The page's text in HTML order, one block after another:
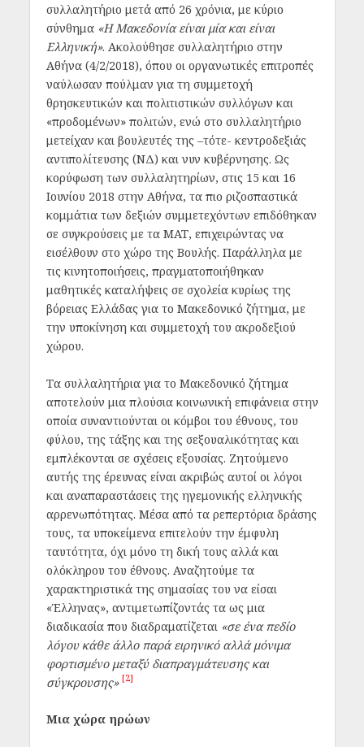
συλλαλητήριο μετά από 26 χρόνια, με κύριο
σύνθημα «Η Μακεδονία είναι μία και είναι
Ελληνική». Ακολούθησε συλλαλητήριο στην
Αθήνα (4/2/2018), όπου οι οργανωτικές επιτροπές
ναύλωσαν πούλμαν για τη συμμετοχή
θρησκευτικών και πολιτιστικών συλλόγων και
«προδομένων» πολιτών, ενώ στο συλλαλητήριο
μετείχαν και βουλευτές της –τότε- κεντροδεξιάς
αντιπολίτευσης (ΝΔ) και νυν κυβέρνησης. Ως
κορύφωση των συλλαλητηρίων, στις 15 και 16
Ιουνίου 2018 στην Αθήνα, τα πιο ριζοσπαστικά
κομμάτια των δεξιών συμμετεχόντων επιδόθηκαν
σε συγκρούσεις με τα ΜΑΤ, επιχειρώντας να
εισέλθουν στο χώρο της Βουλής. Παράλληλα με
τις κινητοποιήσεις, πραγματοποιήθηκαν
μαθητικές καταλήψεις σε σχολεία κυρίως της
βόρειας Ελλάδας για το Μακεδονικό ζήτημα, με
την υποκίνηση και συμμετοχή του ακροδεξιού
χώρου.
Τα συλλαλητήρια για το Μακεδονικό ζήτημα
αποτελούν μια πλούσια κοινωνική επιφάνεια στην
οποία συναντιούνται οι κόμβοι του έθνους, του
φύλου, της τάξης και της σεξουαλικότητας και
εμπλέκονται σε σχέσεις εξουσίας. Ζητούμενο
αυτής της έρευνας είναι ακριβώς αυτοί οι λόγοι
και αναπαραστάσεις της ηγεμονικής ελληνικής
αρρενωπότητας. Μέσα από τα ρεπερτόρια δράσης
τους, τα υποκείμενα επιτελούν την έμφυλη
ταυτότητα, όχι μόνο τη δική τους αλλά και
ολόκληρου του έθνους. Αναζητούμε τα
χαρακτηριστικά της σημασίας του να είσαι
«Έλληνας», αντιμετωπίζοντάς τα ως μια
διαδικασία που διαδραματίζεται «σε ένα πεδίο
λόγου κάθε άλλο παρά ειρηνικό αλλά μόνιμα
φορτισμένο μεταξύ διαπραγμάτευσης και
σύγκρουσης» [2]
Μια χώρα ηρώων